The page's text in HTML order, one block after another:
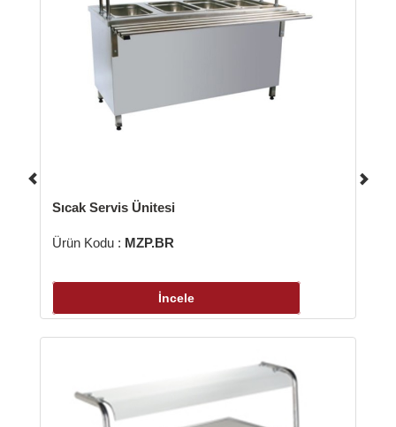
Sıcak Servis Ünitesi
Ürün Kodu : MZP.BR
İncele